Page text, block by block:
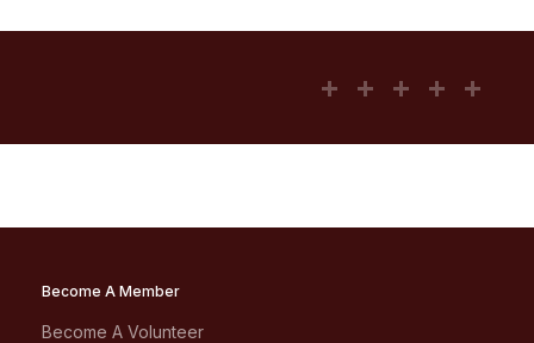
Become A Member
Become A Volunteer